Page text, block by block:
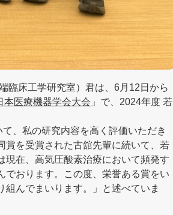
床工学研究室）君は、6月12日から
本医療機器学会大会 」で、2024年度 若
、私の研究内容を高く評価いただき
賞を受賞された古舘先輩に続いて、若
現在、高気圧酸素治療において頻発す
でおります。この度、栄誉ある賞をい
んでまいります。」と述べていま